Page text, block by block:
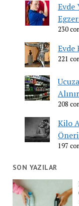
Evde
230
Evde
221
Alınır
208
Kilo
197
SON YAZILAR